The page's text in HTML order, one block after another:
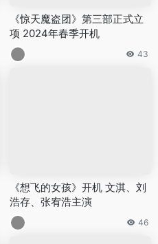
《惊天魔盗团》第三部正式立
项 2024年春季开机
43
《想飞的女孩》开机 文淇、刘
浩存、张宥浩主演
46